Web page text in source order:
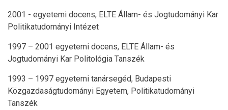
2001 - egyetemi docens, ELTE Állam- és Jogtudományi Kar
Politikatudományi Intézet
1997 – 2001 egyetemi docens, ELTE Állam- és
Jogtudományi Kar Politológia Tanszék
1993 – 1997 egyetemi tanársegéd, Budapesti
Közgazdaságtudományi Egyetem, Politikatudományi
Tanszék